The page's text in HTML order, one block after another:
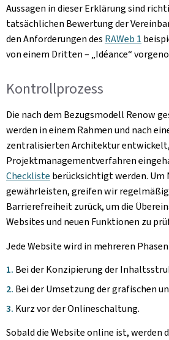
Aussagen in dieser Erklärung sind
tatsächlichen Bewertung der
den Anforderungen des RAWeb 1
von einem Dritten – „Idéance“
Kontrollprozess
Die nach dem Bezugsmodell Renow
werden in einem Rahmen und nach
zentralisierten Architektur
Projektmanagementverfahren
Checkliste berücksichtigt werden.
gewährleisten, greifen wir
Barrierefreiheit zurück, um die
Websites und neuen Funktionen zu
Jede Website wird in mehreren
Bei der Konzipierung der
Bei der Umsetzung der grafischen
Kurz vor der Onlineschaltung.
Sobald die Website online ist, werden